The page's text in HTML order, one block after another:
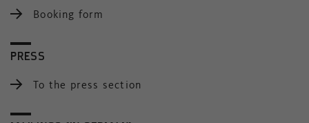
Booking form
PRESS
To the press section